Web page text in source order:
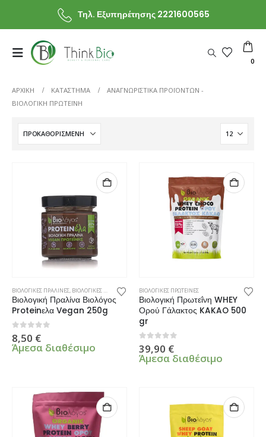
Τηλ. Εξυπηρέτησης 2221600565
0
ΑΡΧΙΚΗ ΚΑΤΆΣΤΗΜΑ
ΑΝΑΓΝΩΡΙΣΤΙΚΆ ΠΡΟΪΌΝΤΩΝ -
ΒΙΟΛΟΓΙΚΉ ΠΡΩΤΕΪ́ΝΗ
ΒΙΟΛΟΓΙΚΕΣ ΠΡΑΛΙΝΕΣ, ΒΙΟΛΟΓΙΚΕΣ ΠΡΩΤΕΙΝΕΣ
Βιολογική Πραλίνα Βιολόγος
Proteinελα Vegan 250g
0 από 5
8,50 €
Άμεσα διαθέσιμο
ΒΙΟΛΟΓΙΚΕΣ ΠΡΩΤΕΙΝΕΣ
Βιολογική Πρωτεΐνη WHEY
Ορού Γάλακτος KAKAO 500
gr
0 από 5
39,90 €
Άμεσα διαθέσιμο